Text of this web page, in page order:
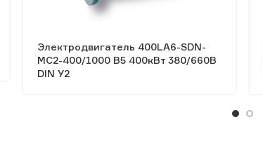
Электродвигатель 400LA6-SDN-
MC2-400/1000 B5 400кВт 380/660В
DIN У2